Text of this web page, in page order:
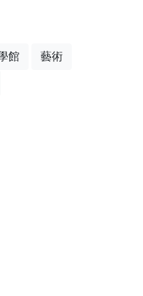
館 藝術